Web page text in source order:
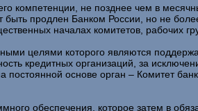
компетенции, не позднее чем в
быть продлен Банком России, но не
началах комитетов, рабочих
целями которого являются
кредитных организаций, за
основе орган – Комитет
обеспечения, которое затем в